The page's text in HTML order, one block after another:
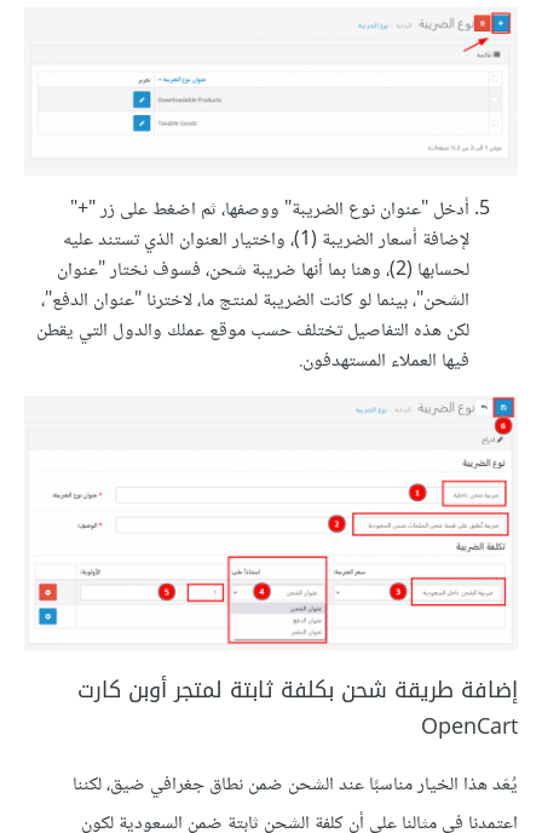
أدخل "عنوان نوع الضريبة" ووصفها، ثم اضغط على زر "+"
لإضافة أسعار الضريبة (1)، واختيار العنوان الذي تستند عليه
لحسابها (2)، وهنا بما أنها ضريبة شحن، فسوف نختار "عنوان
الشحن"، بينما لو كانت الضريبة لمنتج ما، لاخترنا "عنوان الدفع"،
لكن هذه التفاصيل تختلف حسب موقع عملك والدول التي يقطن
فيها العملاء المستهدفون.
إضافة طريقة شحن بكلفة ثابتة لمتجر أوبن كارت
OpenCart
يُعَد هذا الخيار مناسبًا عند الشحن ضمن نطاق جغرافي ضيق، لكننا
اعتمدنا في مثالنا على أن كلفة الشحن ثابتة ضمن السعودية لكون